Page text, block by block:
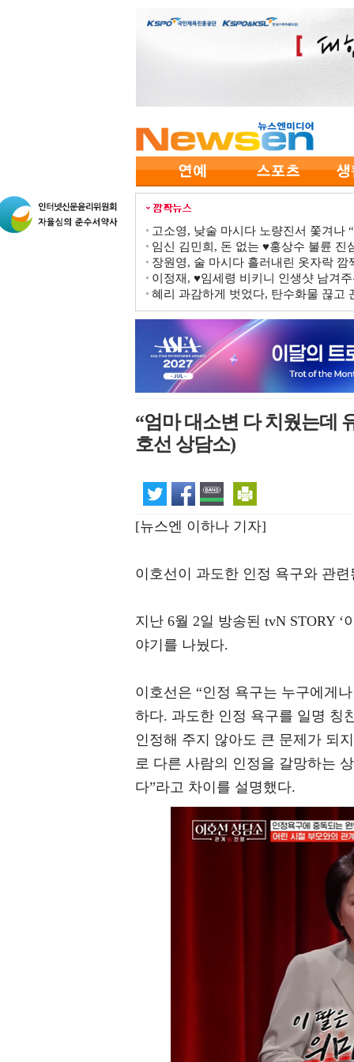
고소영, 낮술 마시다 노량진서 쫓겨나
임신 김민희, 돈 없는 ♥홍상수 불륜
장원영, 술 마시다 흘러내린 옷자락
이정재, ♥임세령 비키니 인생샷 남겨
혜리 과감하게 벗었다, 탄수화물 끊고
“엄마 대소변 다 치웠는데
호선 상담소)
[뉴스엔 이하나 기자]
이호선이 과도한 인정 욕구와 관
지난 6월 2일 방송된 tvN STORY
야기를 나눴다.
이호선은 “인정 욕구는 누구에게
하다. 과도한 인정 욕구를 일명 칭
인정해 주지 않아도 큰 문제가 되
로 다른 사람의 인정을 갈망하는
다”라고 차이를 설명했다.